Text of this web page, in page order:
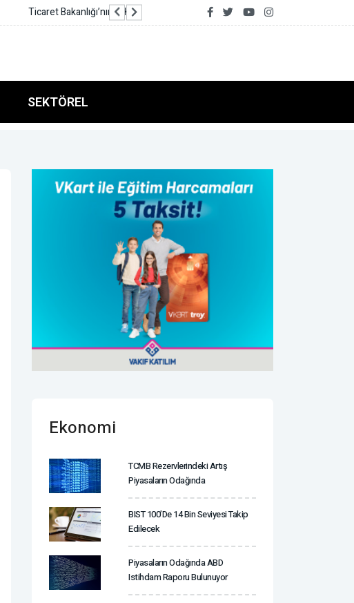
Makine arızası yapan kuru yük gemisi
SEKTÖREL
Ekonomi
TCMB Rezervlerindeki Artış
Piyasaların Odağında
BIST 100’de 14 Bin Seviyesi Takip
Edilecek
Piyasaların Odağında ABD
Istihdam Raporu Bulunuyor